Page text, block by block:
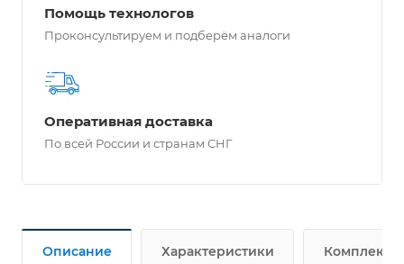
Помощь технологов
Проконсультируем и подберём аналоги
Оперативная доставка
По всей России и странам СНГ
Описание Характеристики Комплект